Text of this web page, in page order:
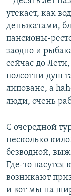
утекает, как
деньжатами,
пансионы-
заодно и
сейчас до
полсотни душ
липоване, а
люди, очень
С очередной
несколько
безводной,
Где-то пасутся
возникают
и вот мы на